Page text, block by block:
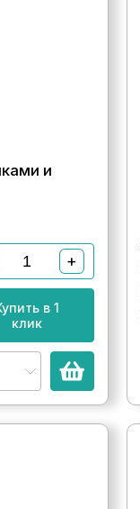
и
+
в 1
клик